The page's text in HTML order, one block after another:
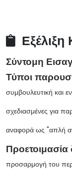
Εξέλιξη
Σύντομη
Τύποι
συμβουλευτική και
σχεδιασμένες για
αναφορά ως "απλή
προσαρμογή του